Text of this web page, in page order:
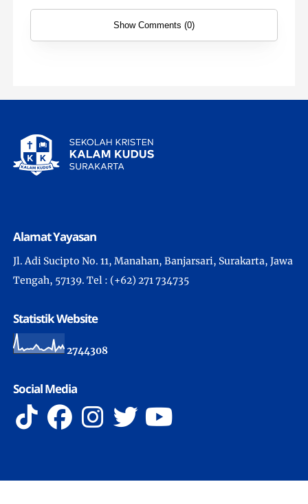
Show Comments (0)
Alamat Yayasan
Jl. Adi Sucipto No. 11, Manahan, Banjarsari, Surakarta, Jawa
Tengah, 57139. Tel : (+62) 271 734735
Statistik Website
2744308
Social Media